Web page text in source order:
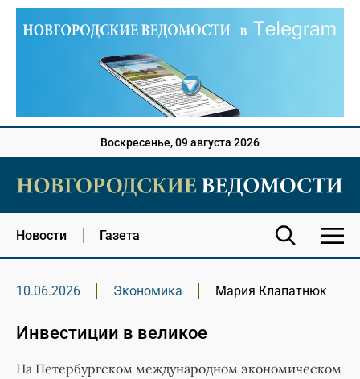
Воскресенье, 09 августа 2026
Новости Газета
10.06.2026 Экономика Мария Клапатнюк
Инвестиции в великое
На Петербургском международном экономическом